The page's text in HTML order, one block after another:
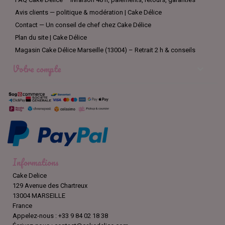
Avis clients — politique & modération | Cake Délice
Contact — Un conseil de chef chez Cake Délice
Plan du site | Cake Délice
Magasin Cake Délice Marseille (13004) – Retrait 2 h & conseils
Votre compte
Informations
Cake Delice
129 Avenue des Chartreux
13004 MARSEILLE
France
Appelez-nous : +33 9 84 02 18 38